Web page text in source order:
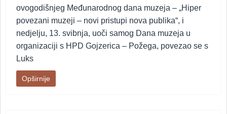
ovogodišnjeg Međunarodnog dana muzeja – „Hiper
povezani muzeji – novi pristupi nova publika“, i
nedjelju, 13. svibnja, uoči samog Dana muzeja u
organizaciji s HPD Gojzerica – Požega, povezao se s
Luks
Opširnije